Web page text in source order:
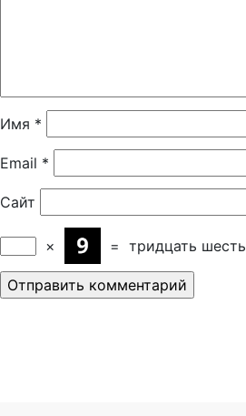
Имя *
Email *
Сайт
× = тридцать шесть